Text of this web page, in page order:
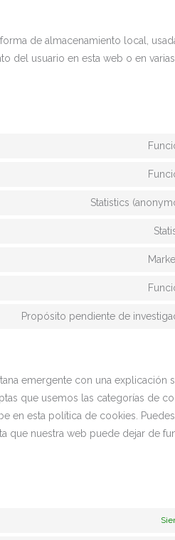
de almacenamiento local,
del usuario en esta web o en
Statistics
Propósito pendiente de
emergente con una explicación
que usemos las categorías de
en esta política de cookies. Puedes
que nuestra web puede dejar de